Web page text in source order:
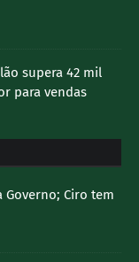
supera 42 mil
para vendas
Governo; Ciro tem